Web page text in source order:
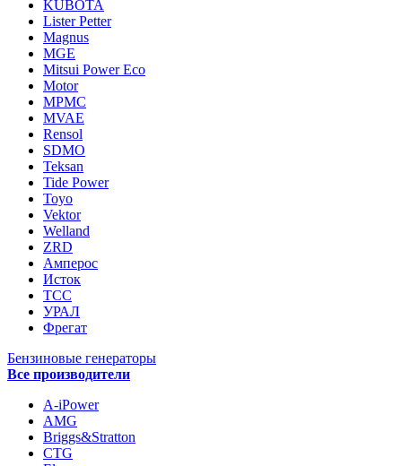
KUBOTA
Lister Petter
Magnus
MGE
Mitsui Power Eco
Motor
MPMC
MVAE
Rensol
SDMO
Teksan
Tide Power
Toyo
Vektor
Welland
ZRD
Амперос
Исток
ТСС
УРАЛ
Фрегат
Бензиновые генераторы
Все производители
A-iPower
AMG
Briggs&Stratton
CTG